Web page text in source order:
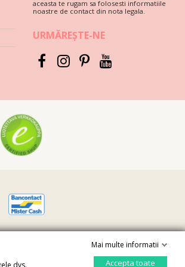
istorie și calitate. Prezența
aceasta te rugam sa folosesti informatiile
noastre de contact din nota legala.
URMĂREȘTE-NE
dvs.
Mai multe informatii
Accepta toate